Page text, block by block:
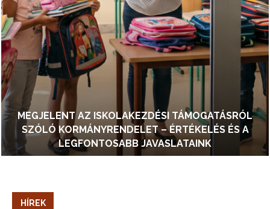
MEGJELENT AZ ISKOLAKEZDÉSI TÁMOGATÁSRÓL
SZÓLÓ KORMÁNYRENDELET – ÉRTÉKELÉS ÉS A
LEGFONTOSABB JAVASLATAINK
HÍREK